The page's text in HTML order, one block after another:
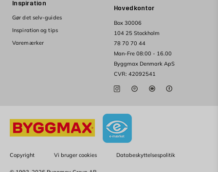
Hovedkontor
Box 30006
104 25 Stockholm
78 70 70 44
Man-Fre 08:00 - 16.00
Byggmax Denmark ApS
CVR: 42092541
Inspiration
Gør det selv-guides
Inspiration og tips
Varemærker
Copyright Vi bruger cookies Databeskyttelsespolitik